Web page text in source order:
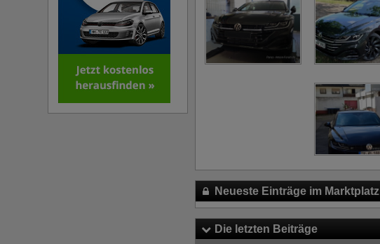
Neueste Einträge im Marktplatz
Die letzten Beiträge